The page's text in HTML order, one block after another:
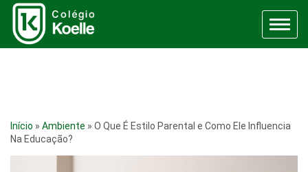
Menu
Início » Ambiente » O Que É Estilo Parental e Como Ele Influencia
Na Educação?